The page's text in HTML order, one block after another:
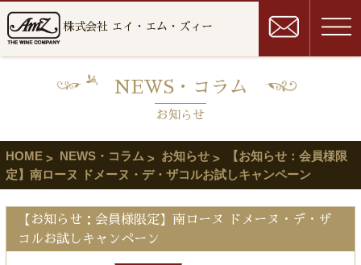
株式会社 エイ・エム・ズィー
NEWS・コラム
お知らせ
HOME NEWS・コラム お知らせ
【お知らせ：会員様限
定】南ローヌ ドメーヌ・デ・ザコルお試しキャンペーン
【お知らせ：会員様限定】南ローヌ ドメーヌ・デ・ザ
コルお試しキャンペーン